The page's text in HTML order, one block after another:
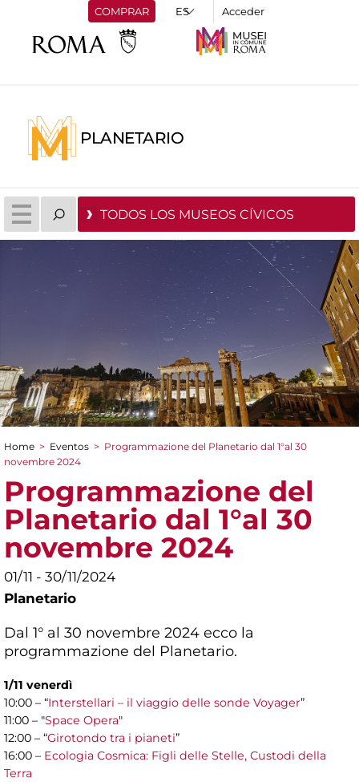
COMPRAR Acceder
PLANETARIO
TODOS LOS MUSEOS CÍVICOS
You are here
Home > Eventos > Programmazione del Planetario dal 1°al 30
novembre 2024
Programmazione del
Planetario dal 1°al 30
novembre 2024
01/11 - 30/11/2024
Planetario
Dal 1° al 30 novembre 2024 ecco la
programmazione del Planetario.
1/11 venerdì
10:00 – “Interstellari – il viaggio delle sonde Voyager”
11:00 – "Space Opera"
12:00 – “Girotondo tra i pianeti”
16:00 – Ecologia Cosmica: Figli delle Stelle, Custodi della
Terra